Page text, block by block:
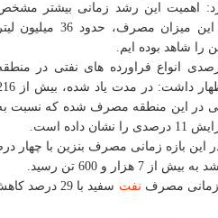
اهمیت این رشد زمانی بیشتر
می گردد كه بدانیم معادل این میزان مصرف، حدود 36 میلیون لیتر
شاهد بوده ایم.
همینطور از رشد 11 درصدی انواع فراورده های نفتی در
تربت حیدریه اطلاع داد و اظهار داشت: در مدت
در این منطقه مصرف شده كه نسبت
است.
بازه زمانی مصرف بنزین با چهار درصد افزایش به
زمانی مصرف نفت سفید با 29 درصد كاهش به چهار میلیون و 400 هزار و